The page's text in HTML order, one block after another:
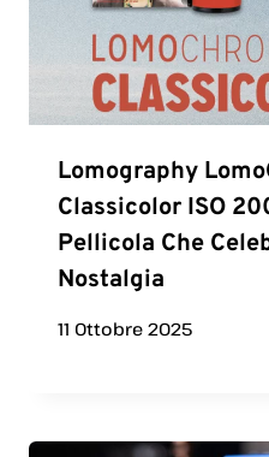
Lomography
Classicolor ISO
Pellicola Che
Nostalgia
11 Ottobre 2025